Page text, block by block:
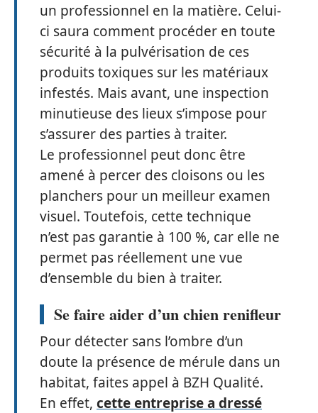
un professionnel en la matière. Celui-
ci saura comment procéder en toute
sécurité à la pulvérisation de ces
produits toxiques sur les matériaux
infestés. Mais avant, une inspection
minutieuse des lieux s’impose pour
s’assurer des parties à traiter.
Le professionnel peut donc être
amené à percer des cloisons ou les
planchers pour un meilleur examen
visuel. Toutefois, cette technique
n’est pas garantie à 100 %, car elle ne
permet pas réellement une vue
d’ensemble du bien à traiter.
Se faire aider d’un chien renifleur
Pour détecter sans l’ombre d’un
doute la présence de mérule dans un
habitat, faites appel à BZH Qualité.
En effet, cette entreprise a dressé